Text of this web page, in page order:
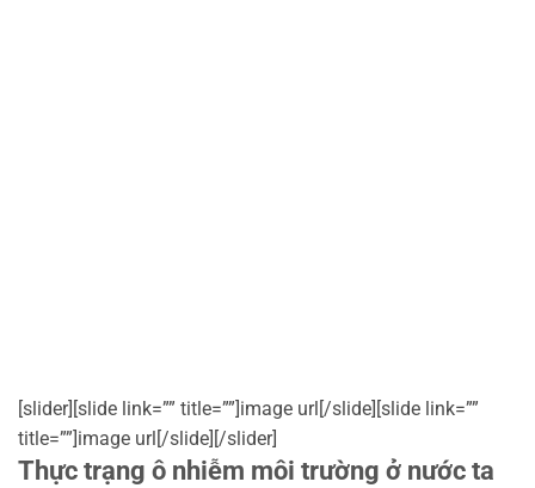
[slider][slide link=”” title=””]image url[/slide][slide link=””
title=””]image url[/slide][/slider]
Thực trạng ô nhiễm môi trường ở nước ta